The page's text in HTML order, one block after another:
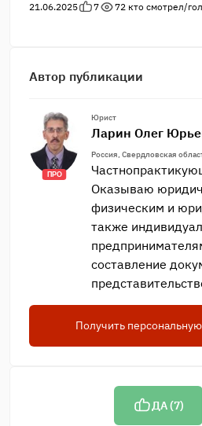
21.06.2025 7 72 кто смотрел/
Автор публикации
ПРО
Юрист
Ларин Олег
Россия, Свердловская
Оказываю
физическим и
также
составление
Получить
ДА (7)